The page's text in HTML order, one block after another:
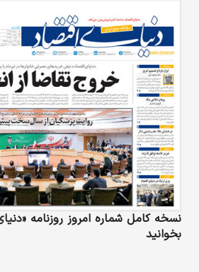
نسخه کامل شماره امروز روزنامه
بخوانید